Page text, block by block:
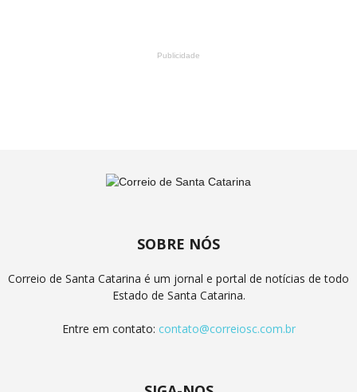
Publicidade
SOBRE NÓS
Correio de Santa Catarina é um jornal e portal de notícias de todo
Estado de Santa Catarina.
Entre em contato: contato@correiosc.com.br